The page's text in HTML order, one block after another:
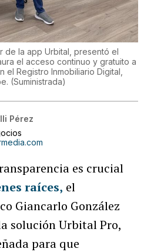
de la app Urbital, presentó el
el acceso continuo y gratuito a
el Registro Inmobiliario Digital,
(Suministrada)
Pérez
es crucial
raíces, el
Giancarlo González
solución Urbital Pro,
para que